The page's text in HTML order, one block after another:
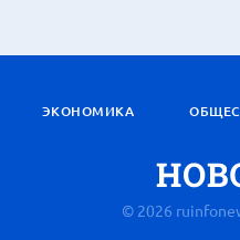
ЭКОНОМИКА
© 2026